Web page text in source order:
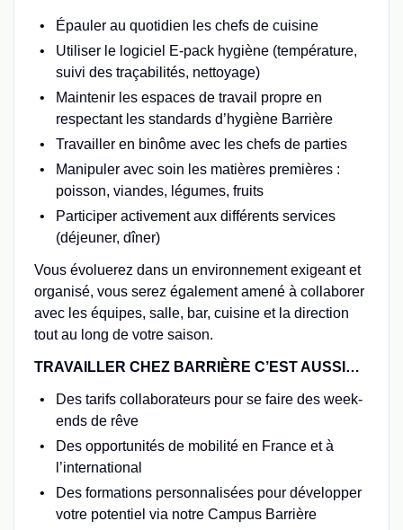
Épauler au quotidien les chefs de cuisine
Utiliser le logiciel E-pack hygiène (température,
suivi des traçabilités, nettoyage)
Maintenir les espaces de travail propre en
respectant les standards d’hygiène Barrière
Travailler en binôme avec les chefs de parties
Manipuler avec soin les matières premières :
poisson, viandes, légumes, fruits
Participer activement aux différents services
(déjeuner, dîner)
Vous évoluerez dans un environnement exigeant et
organisé, vous serez également amené à collaborer
avec les équipes, salle, bar, cuisine et la direction
tout au long de votre saison.
TRAVAILLER CHEZ BARRIÈRE C’EST AUSSI…
Des tarifs collaborateurs pour se faire des week-
ends de rêve
Des opportunités de mobilité en France et à
l’international
Des formations personnalisées pour développer
votre potentiel via notre Campus Barrière